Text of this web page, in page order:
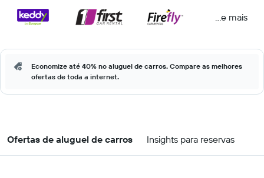
...e mais
Economize até 40% no aluguel de carros. Compare as melhores
ofertas de toda a internet.
Ofertas de aluguel de carros Insights para reservas